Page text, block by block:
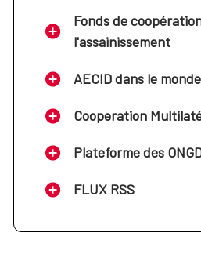
Fonds de
l'assainissement
AECID dans le monde
Cooperation
Plateforme des
FLUX RSS